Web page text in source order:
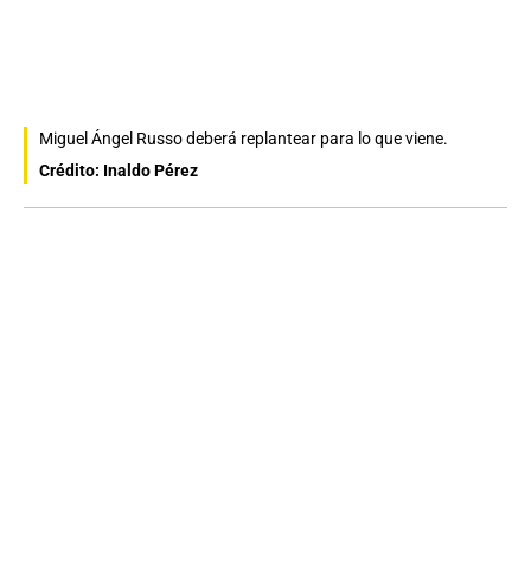
Miguel Ángel Russo deberá replantear para lo que viene.
Crédito: Inaldo Pérez